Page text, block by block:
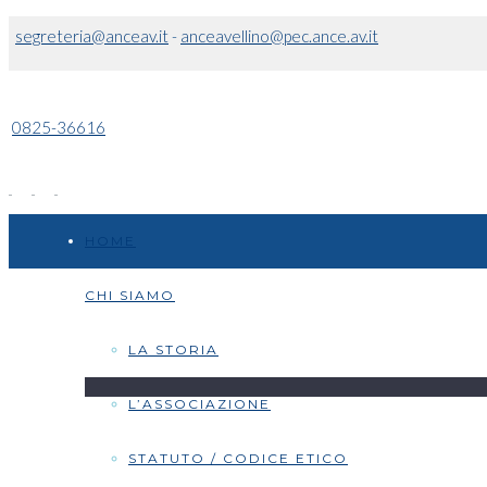
segreteria@anceav.it- anceavellino@pec.ance.av.it
0825-36616
CHI SIAMO
LA STORIA
L’ASSOCIAZIONE
STATUTO / CODICE ETICO